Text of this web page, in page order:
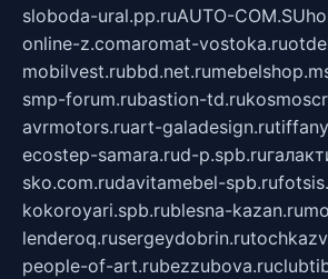
sloboda-ural.pp.ruAUTO-COM.SU
online-z.comaromat-vostoka.ru
mobilvest.rubbd.net.ru
smp-forum.rubastion-td.ru
avrmotors.ruart-galadesign.ru
ecostep-samara.rud-p.spb.ru
sko.com.rudavitamebel-spb.ru
kokoroyari.spb.rublesna-kazan.ru
lenderoq.rusergeydobrin.ru
people-of-art.rubezzubova.ru